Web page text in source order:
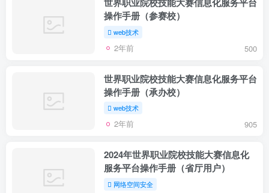
操作手册（参赛校）
web技术
2年前 500
世界职业院校技能大赛信息化服务平台
操作手册（承办校）
web技术
2年前 905
2024年世界职业院校技能大赛信息化
服务平台操作手册（省厅用户）
网络空间安全